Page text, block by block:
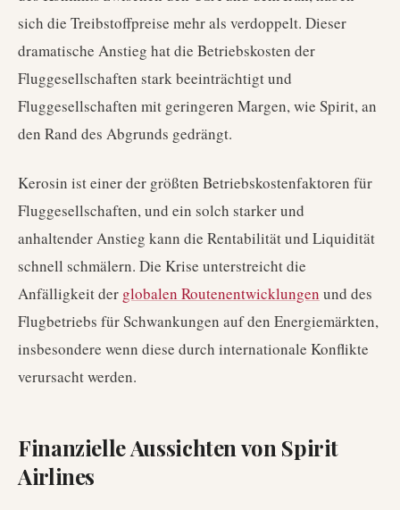
sich die Treibstoffpreise mehr als verdoppelt. Dieser
dramatische Anstieg hat die Betriebskosten der
Fluggesellschaften stark beeinträchtigt und
Fluggesellschaften mit geringeren Margen, wie Spirit, an
den Rand des Abgrunds gedrängt.
Kerosin ist einer der größten Betriebskostenfaktoren für
Fluggesellschaften, und ein solch starker und
anhaltender Anstieg kann die Rentabilität und Liquidität
schnell schmälern. Die Krise unterstreicht die
Anfälligkeit der globalen Routenentwicklungen und des
Flugbetriebs für Schwankungen auf den Energiemärkten,
insbesondere wenn diese durch internationale Konflikte
verursacht werden.
Finanzielle Aussichten von Spirit
Airlines